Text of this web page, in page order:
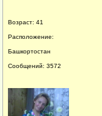
Возраст: 41
Расположение:
Башкортостан
Сообщений: 3572